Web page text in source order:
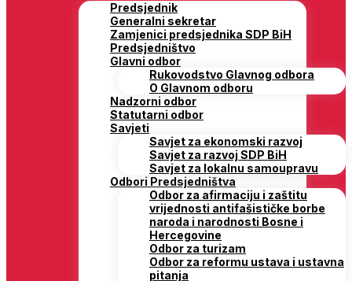
Predsjednik
Generalni sekretar
Zamjenici predsjednika SDP BiH
Predsjedništvo
Glavni odbor
Rukovodstvo Glavnog odbora
O Glavnom odboru
Nadzorni odbor
Statutarni odbor
Savjeti
Savjet za ekonomski razvoj
Savjet za razvoj SDP BiH
Savjet za lokalnu samoupravu
Odbori Predsjedništva
Odbor za afirmaciju i zaštitu
vrijednosti antifašističke borbe
naroda i narodnosti Bosne i
Hercegovine
Odbor za turizam
Odbor za reformu ustava i ustavna
pitanja